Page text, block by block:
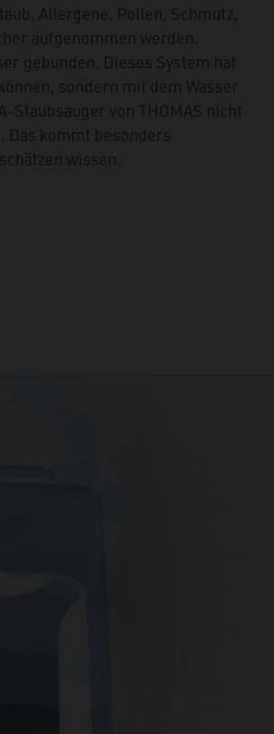
Allergene, Pollen, Schmutz,
aufgenommen werden.
gebunden. Dieses System hat
sondern mit dem Wasser
Staubsauger von THOMAS nicht
Das kommt besonders
wissen.